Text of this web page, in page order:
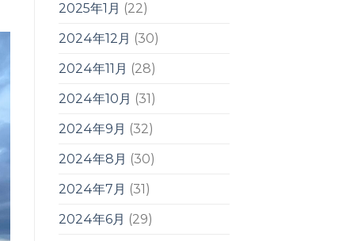
2025年1月 (22)
2024年12月 (30)
2024年11月 (28)
2024年10月 (31)
2024年9月 (32)
2024年8月 (30)
2024年7月 (31)
2024年6月 (29)